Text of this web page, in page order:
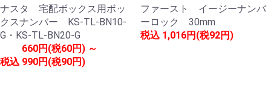
ナスタ 宅配ボックス用ボッ
クスナンバー KS-TL-BN10-
G・KS-TL-BN20-G
税込
660円(税60円) ～
990円(税90円)
ファースト イージーナンバ
ーロック 30mm
税込 1,016円(税92円)